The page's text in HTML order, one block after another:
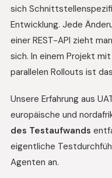
sich
Entwicklung. Jede
einer REST-API zieht
sich. In einem Projekt mit
parallelen Rollouts ist
Unsere Erfahrung aus
europäische und
des Testaufwands
eigentliche
Agenten an.